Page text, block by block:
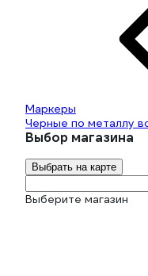
Маркеры
Черные по металлу
Выбор магазина
Выбрать на карте
Выберите магазин